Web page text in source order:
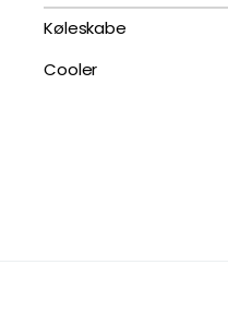
Køleskabe
Cooler